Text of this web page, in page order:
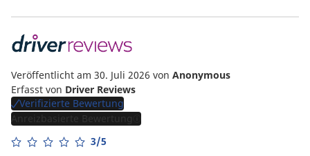
Veröffentlicht am 30. Juli 2026 von Anonymous
Erfasst von Driver Reviews
Verifizierte Bewertung
Anreizbasierte Bewertung
3/5